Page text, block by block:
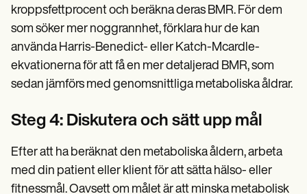
kroppsfettprocent och beräkna deras BMR. För dem
som söker mer noggrannhet, förklara hur de kan
använda Harris-Benedict- eller Katch-Mcardle-
ekvationerna för att få en mer detaljerad BMR, som
sedan jämförs med genomsnittliga metaboliska åldrar.
Steg 4: Diskutera och sätt upp mål
Efter att ha beräknat den metaboliska åldern, arbeta
med din patient eller klient för att sätta hälso- eller
fitnessmål. Oavsett om målet är att minska metabolisk